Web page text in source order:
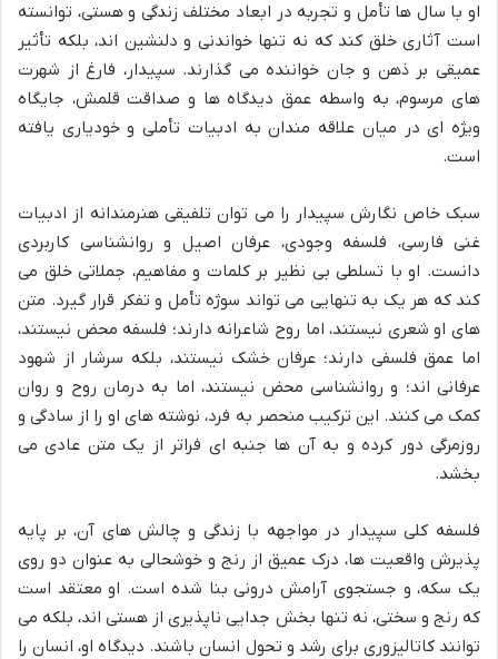
او با سال ها تأمل و تجربه در ابعاد مختلف زندگی و هستی، توانسته
است آثاری خلق کند که نه تنها خواندنی و دلنشین اند، بلکه تأثیر
عمیقی بر ذهن و جان خواننده می گذارند. سپیدار، فارغ از شهرت
های مرسوم، به واسطه عمق دیدگاه ها و صداقت قلمش، جایگاه
ویژه ای در میان علاقه مندان به ادبیات تأملی و خودیاری یافته
است.
سبک خاص نگارش سپیدار را می توان تلفیقی هنرمندانه از ادبیات
غنی فارسی، فلسفه وجودی، عرفان اصیل و روانشناسی کاربردی
دانست. او با تسلطی بی نظیر بر کلمات و مفاهیم، جملاتی خلق می
کند که هر یک به تنهایی می تواند سوژه تأمل و تفکر قرار گیرد. متن
های او شعری نیستند، اما روح شاعرانه دارند؛ فلسفه محض نیستند،
اما عمق فلسفی دارند؛ عرفان خشک نیستند، بلکه سرشار از شهود
عرفانی اند؛ و روانشناسی محض نیستند، اما به درمان روح و روان
کمک می کنند. این ترکیب منحصر به فرد، نوشته های او را از سادگی و
روزمرگی دور کرده و به آن ها جنبه ای فراتر از یک متن عادی می
بخشد.
فلسفه کلی سپیدار در مواجهه با زندگی و چالش های آن، بر پایه
پذیرش واقعیت ها، درک عمیق از رنج و خوشحالی به عنوان دو روی
یک سکه، و جستجوی آرامش درونی بنا شده است. او معتقد است
که رنج و سختی، نه تنها بخش جدایی ناپذیری از هستی اند، بلکه می
توانند کاتالیزوری برای رشد و تحول انسان باشند. دیدگاه او، انسان را